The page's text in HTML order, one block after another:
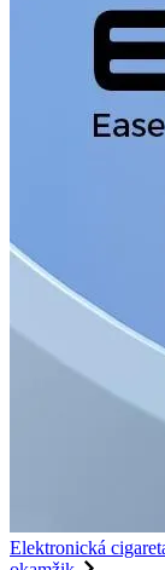
Elektronická